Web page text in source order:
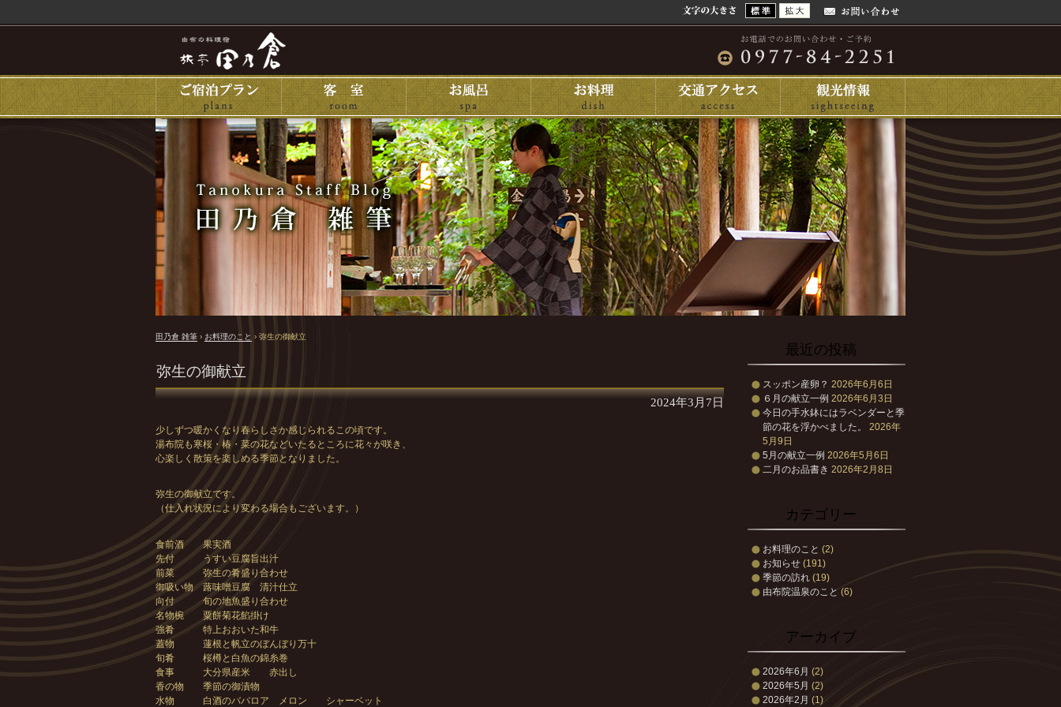
田乃倉 雑筆 › お料理のこと › 弥生の御献立
弥生の御献立
2024年3月7日
少しずつ暖かくなり春らしさか感じられるこの頃です。
湯布院も寒桜・椿・菜の花などいたるところに花々が咲き、
心楽しく散策を楽しめる季節となりました。
弥生の御献立です。
（仕入れ状況により変わる場合もございます。）
食前酒 果実酒
先付 うすい豆腐旨出汁
前菜 弥生の肴盛り合わせ
御吸い物 蕗味噌豆腐 清汁仕立
向付 旬の地魚盛り合わせ
名物椀 粟餅菊花餡掛け
強肴 特上おおいた和牛
蓋物 蓮根と帆立のぼんぼり万十
旬肴 桜樽と白魚の錦糸巻
食事 大分県産米 赤出し
香の物 季節の御漬物
水物 白酒のババロア メロン シャーベット
最近の投稿
スッポン産卵？ 2026年6月6日
６月の献立一例 2026年6月3日
今日の手水鉢にはラベンダーと季
節の花を浮かべました。
2026年
5月9日
5月の献立一例 2026年5月6日
二月のお品書き 2026年2月8日
カテゴリー
お料理のこと (2)
お知らせ (191)
季節の訪れ (19)
由布院温泉のこと (6)
アーカイブ
2026年6月 (2)
2026年5月 (2)
2026年2月 (1)